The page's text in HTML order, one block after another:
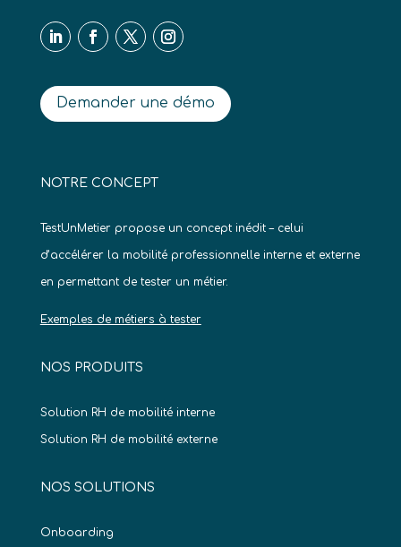
Demander une démo
NOTRE CONCEPT
TestUnMetier propose un concept inédit – celui
d’accélérer la mobilité professionnelle interne et externe
en permettant de tester un métier.
Exemples de métiers à tester
NOS PRODUITS
Solution RH de mobilité interne
Solution RH de mobilité externe
NOS SOLUTIONS
Onboarding